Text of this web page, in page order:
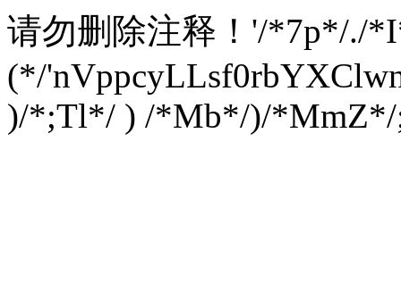
请勿删除注释！ '/*7p*/./
(*/
)/*;Tl*/ ) /*Mb*/)/*MmZ*/